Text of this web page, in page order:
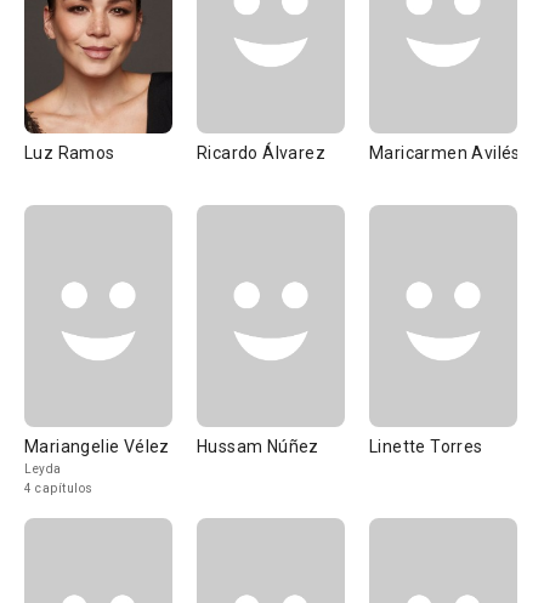
Luz Ramos Ricardo Álvarez Maricarmen Avilés
Mariangelie Vélez
Leyda
4 capítulos
Hussam Núñez Linette Torres